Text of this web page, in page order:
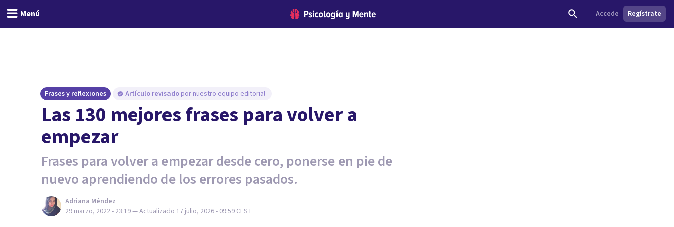
Menú Accede Regístrate
Frases y reflexiones Artículo revisado por nuestro equipo editorial
Las 130 mejores frases para volver a
empezar
Frases para volver a empezar desde cero, ponerse en pie de
nuevo aprendiendo de los errores pasados.
Adriana Méndez
29 marzo, 2022 - 23:19— Actualizado 17 julio, 2026 - 09:59 CEST